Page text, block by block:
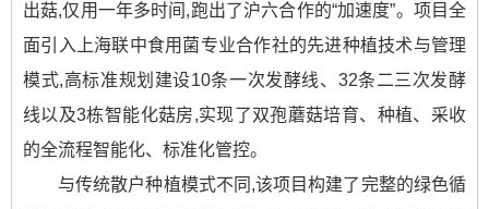
出菇,仅用一年多时间,跑出了沪六合作的“加速度”。项目全
面引入上海联中食用菌专业合作社的先进种植技术与管理
模式,高标准规划建设10条一次发酵线、32条二三次发酵
线以及3栋智能化菇房,实现了双孢蘑菇培育、种植、采收
的全流程智能化、标准化管控。
与传统散户种植模式不同,该项目构建了完整的绿色循